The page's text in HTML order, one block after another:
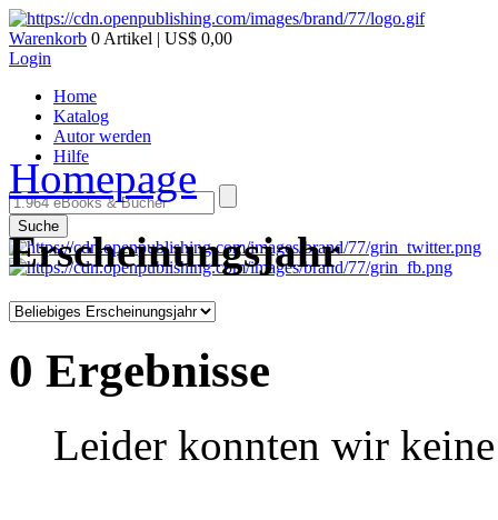
Warenkorb 0 Artikel | US$ 0,00
Login
Home
Katalog
Autor werden
Hilfe
Suche
Homepage
Erscheinungsjahr
0 Ergebnisse
Leider konnten wir